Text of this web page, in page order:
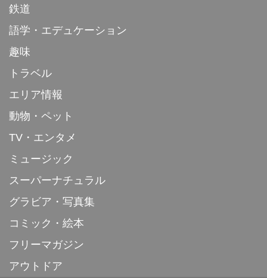
鉄道
語学・エデュケーション
趣味
トラベル
エリア情報
動物・ペット
TV・エンタメ
ミュージック
スーパーナチュラル
グラビア・写真集
コミック・絵本
フリーマガジン
アウトドア